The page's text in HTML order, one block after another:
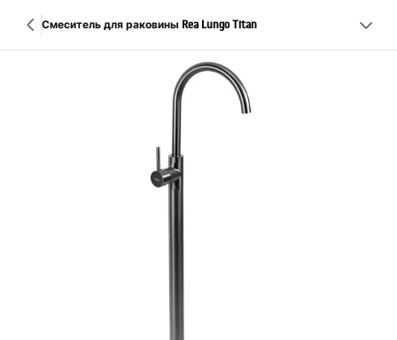
Смеситель для раковины Rea Lungo Titan